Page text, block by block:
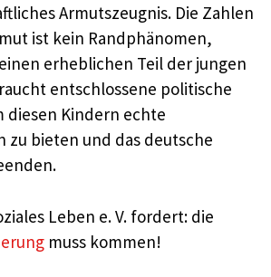
Armutszeugnis. Die Zahlen
ist kein Randphänomen,
erheblichen Teil der jungen
entschlossene politische
diesen Kindern echte
zu bieten und das deutsche
.
Leben e. V. fordert: die
muss kommen!